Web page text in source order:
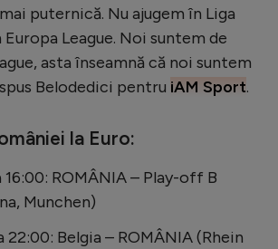
puternică. Nu ajugem în Liga
League. Noi suntem de
asta înseamnă că noi suntem
Belodedici pentru iAM Sport.
la Euro:
16:00: ROMÂNIA – Play-off B
Munchen)
22:00: Belgia – ROMÂNIA (Rhein